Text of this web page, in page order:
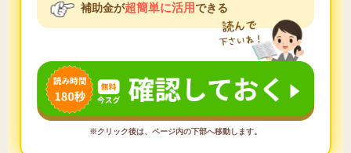
補助金が超簡単に活用できる
※クリック後は、ページ内の下部へ移動します。